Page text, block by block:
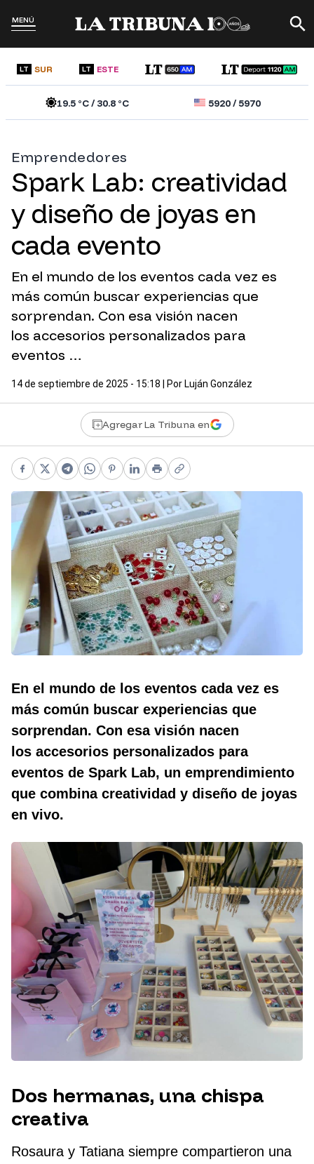
MENÚ
LT SUR LT ESTE
19.5°C /30.8°C 5920/5970
Emprendedores
Spark Lab: creatividad
y diseño de joyas en
cada evento
En el mundo de los eventos cada vez es
más común buscar experiencias que
sorprendan. Con esa visión nacen
los accesorios personalizados para
eventos …
14 de septiembre de 2025 - 15:18 | Por Luján González
Agregar La Tribuna en
Facebook
X Telegram
WhatsApp
Pinterest
LinkedIn
PrintCopy link
En el mundo de los eventos cada vez es
más común buscar experiencias que
sorprendan. Con esa visión nacen
los accesorios personalizados para
eventos de Spark Lab, un emprendimiento
que combina creatividad y diseño de joyas
en vivo.
Dos hermanas, una chispa
creativa
Rosaura y Tatiana siempre compartieron una